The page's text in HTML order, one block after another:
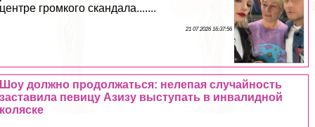
центре громкого скандала.......
21 07 2026 16:37:56
Шоу должно продолжаться: нелепая случайность
заставила певицу Азизу выступать в инвалидной
коляске